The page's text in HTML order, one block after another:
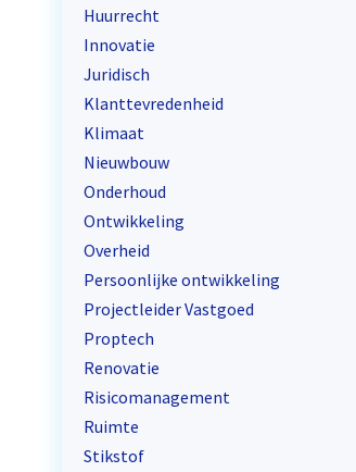
Huurrecht
Innovatie
Juridisch
Klanttevredenheid
Klimaat
Nieuwbouw
Onderhoud
Ontwikkeling
Overheid
Persoonlijke ontwikkeling
Projectleider Vastgoed
Proptech
Renovatie
Risicomanagement
Ruimte
Stikstof